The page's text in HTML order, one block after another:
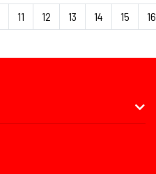
11 12 13 14 15 16